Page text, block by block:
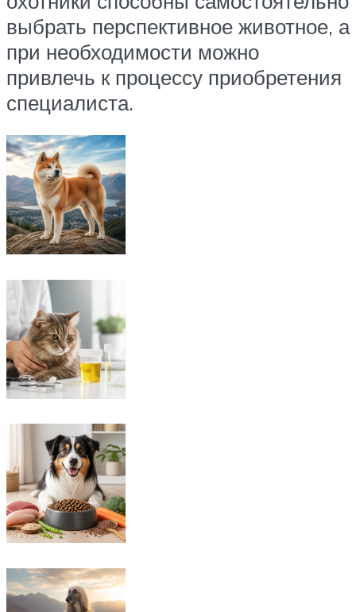
выбрать перспективное животное, а
при необходимости можно
привлечь к процессу приобретения
специалиста.